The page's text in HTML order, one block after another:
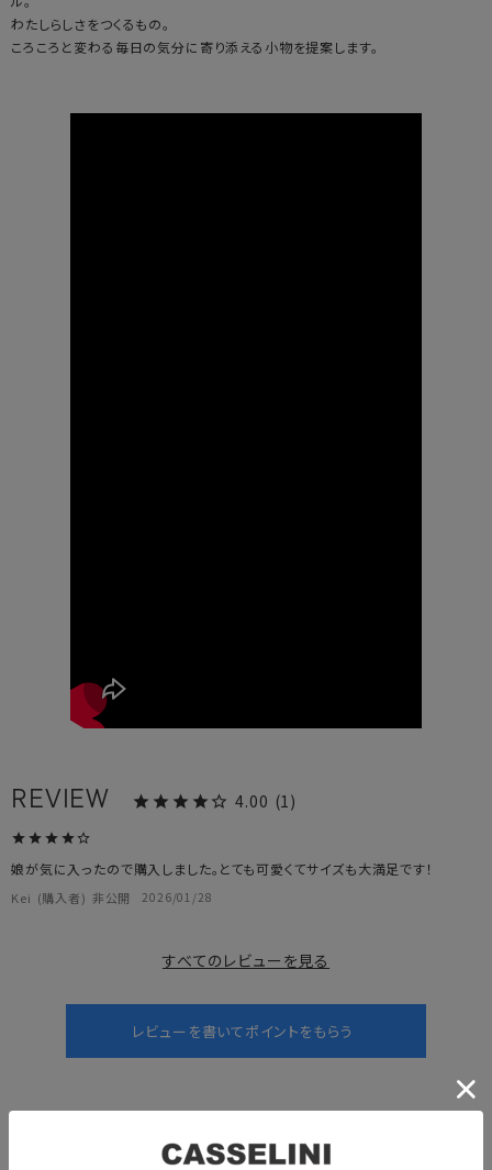
わたしらしさをつくるもの。
ころころと変わる毎日の気分に寄り添える小物を提案します。
4.00 1
Kei 購入者 非公開 2026/01/28
娘が気に入ったので購入しました。とても可愛くてサイズも大満足です！
すべてのレビューを見る